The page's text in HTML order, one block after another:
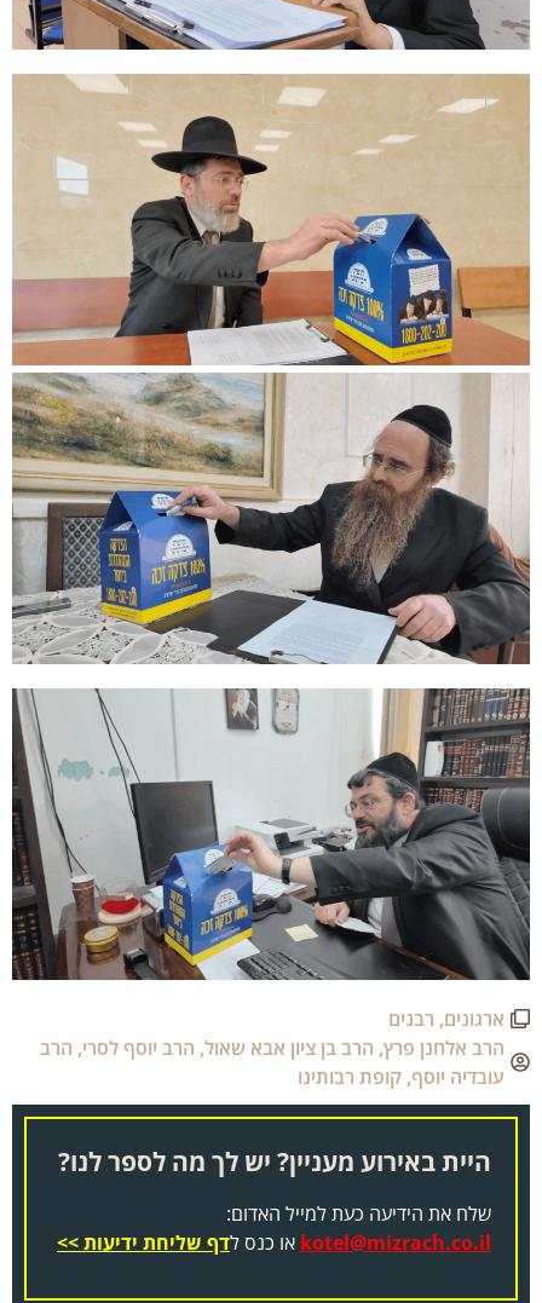
ארגונים,רבנים
הרב אלחנן פרץ,הרב בן ציון אבא שאול,הרב יוסף לסרי,הרב
עובדיה יוסף,קופת רבותינו
היית באירוע מעניין? יש לך מה לספר לנו?
שלח את הידיעה כעת למייל האדום:
kotel@mizrach.co.ilאו כנס לדף שליחת ידיעות >>